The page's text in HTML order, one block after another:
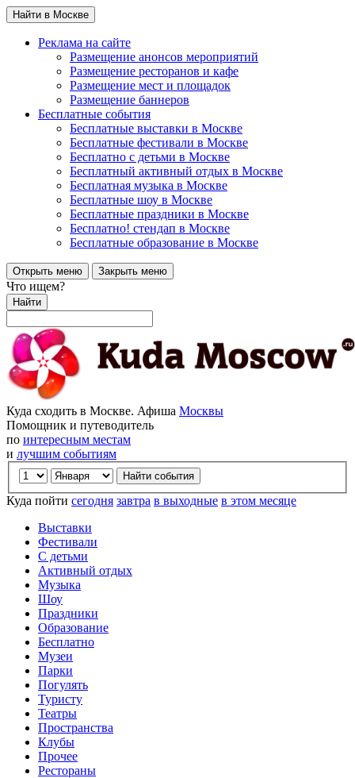
Найти в Москве
Реклама на сайте
Размещение анонсов мероприятий
Размещение ресторанов и кафе
Размещение мест и площадок
Размещение баннеров
Бесплатные события
Бесплатные выставки в Москве
Бесплатные фестивали в Москве
Бесплатно с детьми в Москве
Бесплатный активный отдых в Москве
Бесплатная музыка в Москве
Бесплатные шоу в Москве
Бесплатные праздники в Москве
Бесплатно! стендап в Москве
Бесплатные образование в Москве
Открыть меню Закрыть меню
Что ищем?
Найти
Куда сходить в Москве. Афиша Москвы
Помощник и путеводитель
по интересным местам
и лучшим событиям
Куда пойти сегодня завтра в выходные в этом месяце
Выставки
Фестивали
С детьми
Активный отдых
Музыка
Шоу
Праздники
Образование
Бесплатно
Музеи
Парки
Погулять
Туристу
Театры
Пространства
Клубы
Прочее
Рестораны